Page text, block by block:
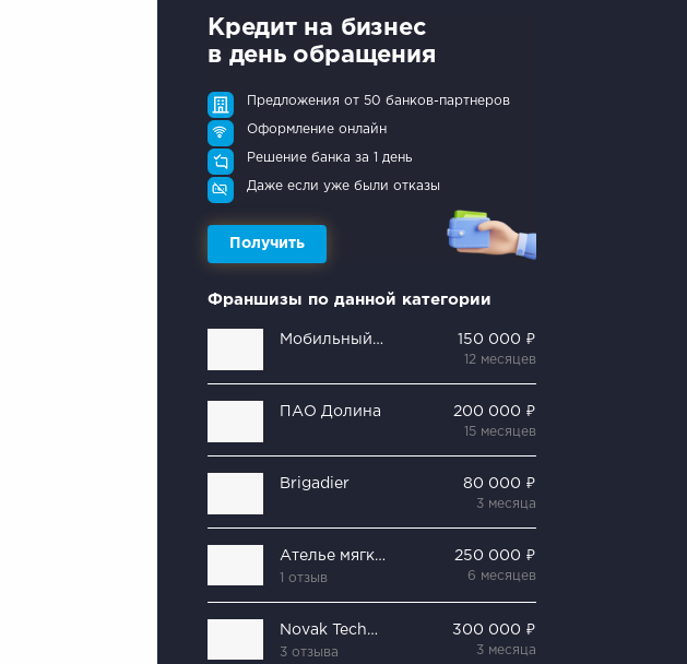
Кредит на бизнес
в день обращения
Предложения от 50 банков-партнеров
Оформление онлайн
Решение банка за 1 день
Даже если уже были отказы
Получить
Франшизы по данной категории
Мобильный дом 150 000 ₽
12 месяцев
ПАО Долина 200 000 ₽
15 месяцев
Brigadier 80 000 ₽
3 месяца
Ателье мягких окон
1 отзыв
250 000 ₽
6 месяцев
Novak Technology
3 отзыва
300 000 ₽
3 месяца